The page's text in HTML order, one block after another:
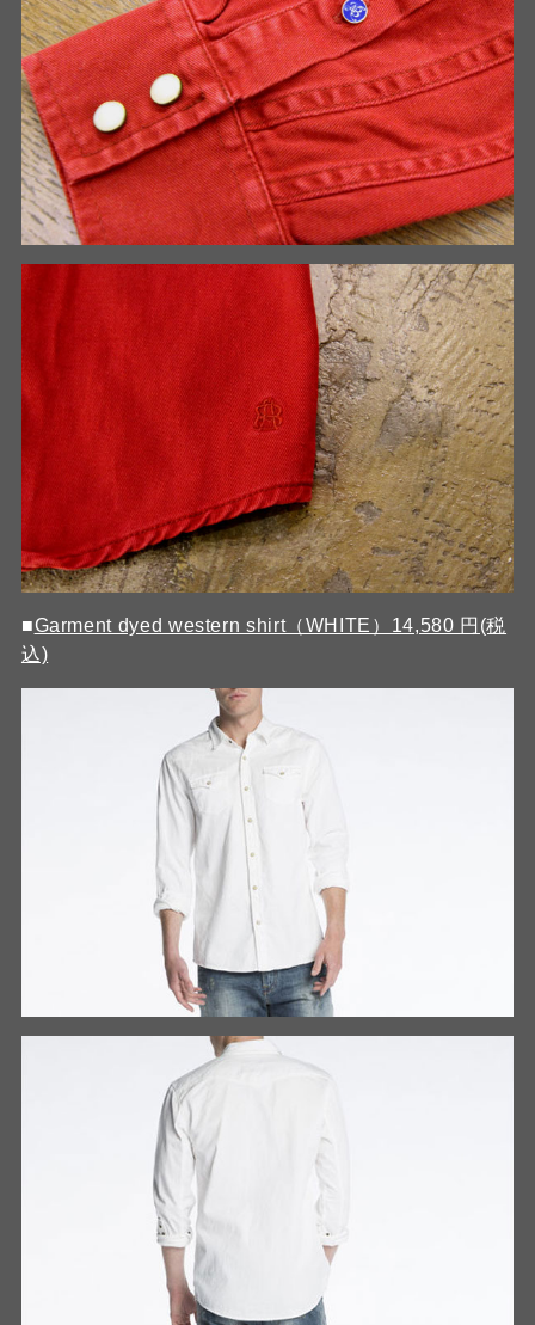
■Garment dyed western shirt（WHITE）14,580 円(税
込)